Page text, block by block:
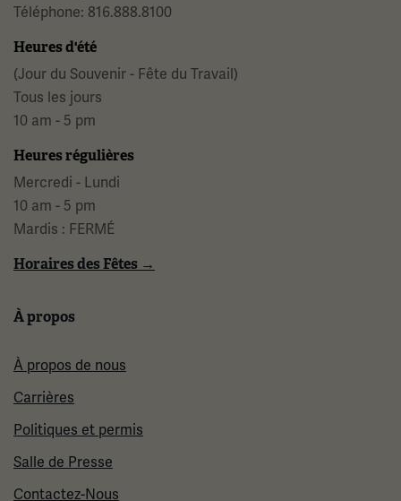
Téléphone: 816.888.8100
Heures d'été
(Jour du Souvenir - Fête du Travail)
Tous les jours
10 am - 5 pm
Heures régulières
Mercredi - Lundi
10 am - 5 pm
Mardis : FERMÉ
Horaires des Fêtes →
À propos
À propos de nous
Carrières
Politiques et permis
Salle de Presse
Contactez-Nous